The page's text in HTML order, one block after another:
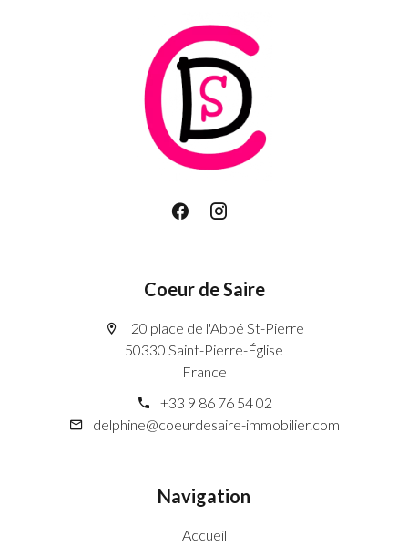
Coeur de Saire
20 place de l'Abbé St-Pierre
50330 Saint-Pierre-Église
France
+33 9 86 76 54 02
delphine@coeurdesaire-immobilier.com
Navigation
Accueil